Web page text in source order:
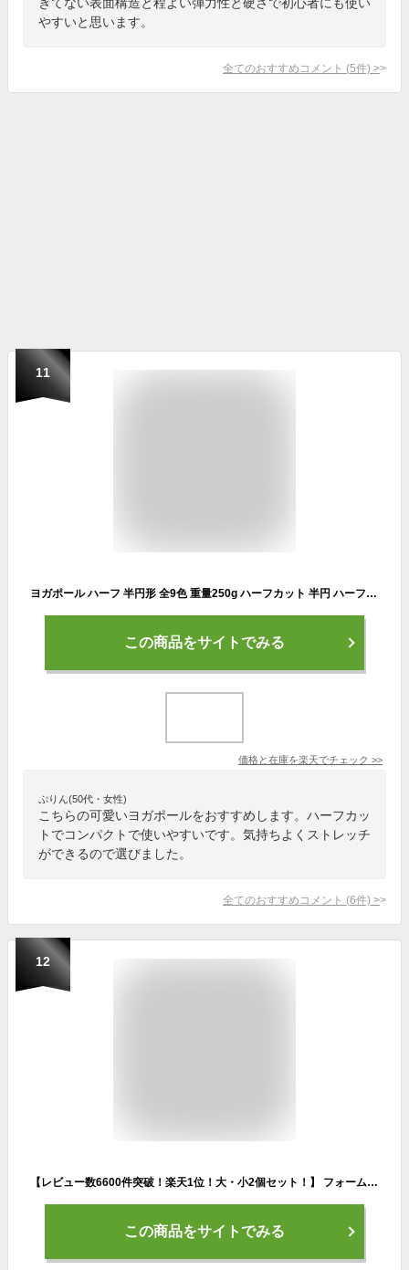
やすいと思います。
全てのおすすめコメント (5件) >
11
ヨガポール ハーフ 半円形 全9色 重量250g ハーフカット 半円 ハーフポール ショート スリム ストレッチ用ポール リセット用ポール 体幹 ストレッチ 腹筋 太もも 引き締め 下半身 ギフト【30日保証】
この商品をサイトでみる
価格と在庫を楽天でチェック >>
ぷりん(50代・女性)
こちらの可愛いヨガポールをおすすめします。ハーフカッ
トでコンパクトで使いやすいです。気持ちよくストレッチ
ができるので選びました。
全てのおすすめコメント (6件) >
12
【レビュー数6600件突破！楽天1位！大・小2個セット！】 フォームローラー ストレッチローラー ヨガポール 筋膜ローラー 背中 ストレッチ用ポール ポール エクササイズ ヨガローラー マッサージ ミニ きんまく 筋膜 リリース ストレッチ ローラー
この商品をサイトでみる